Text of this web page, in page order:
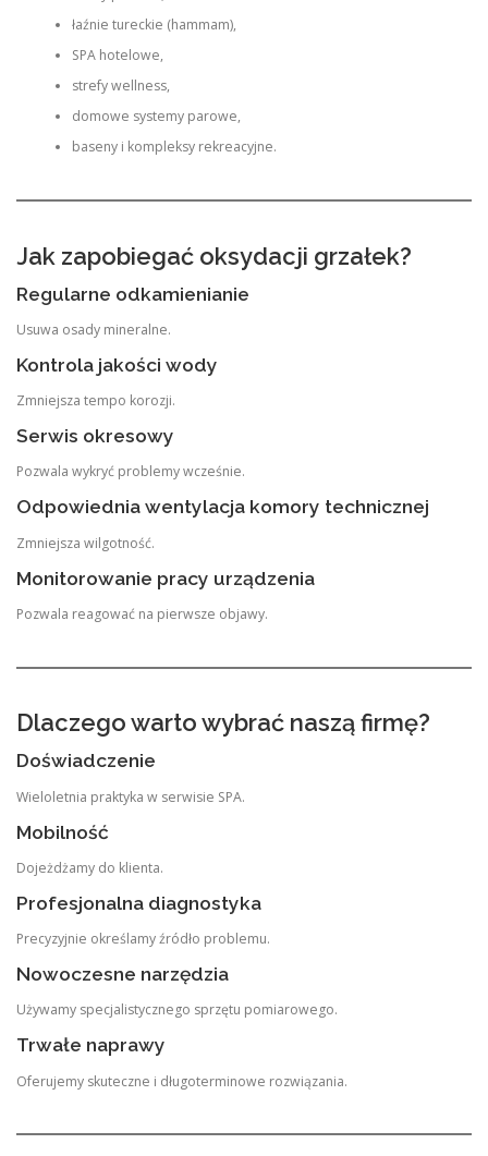
łaźnie tureckie (hammam),
SPA hotelowe,
strefy wellness,
domowe systemy parowe,
baseny i kompleksy rekreacyjne.
Jak zapobiegać oksydacji grzałek?
Regularne odkamienianie
Usuwa osady mineralne.
Kontrola jakości wody
Zmniejsza tempo korozji.
Serwis okresowy
Pozwala wykryć problemy wcześnie.
Odpowiednia wentylacja komory technicznej
Zmniejsza wilgotność.
Monitorowanie pracy urządzenia
Pozwala reagować na pierwsze objawy.
Dlaczego warto wybrać naszą firmę?
Doświadczenie
Wieloletnia praktyka w serwisie SPA.
Mobilność
Dojeżdżamy do klienta.
Profesjonalna diagnostyka
Precyzyjnie określamy źródło problemu.
Nowoczesne narzędzia
Używamy specjalistycznego sprzętu pomiarowego.
Trwałe naprawy
Oferujemy skuteczne i długoterminowe rozwiązania.